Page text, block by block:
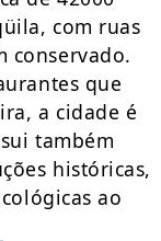
com ruas
conservado.
que
a cidade é
também
históricas,
ao